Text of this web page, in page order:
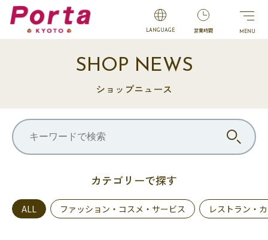
LANGUAGE 営業時間
SHOP NEWS
ショップニュース
カテゴリーで探す
ALL ファッション・コスメ・サービス レストラン・